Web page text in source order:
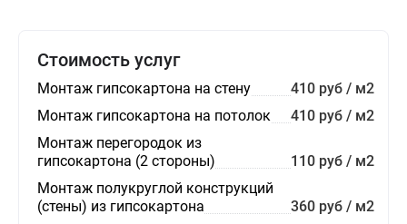
Стоимость услуг
Монтаж гипсокартона на стену
410 руб / м2
Монтаж гипсокартона на потолок
410 руб / м2
Монтаж перегородок из
гипсокартона (2 стороны)
110 руб / м2
Монтаж полукруглой конструкций
(стены) из гипсокартона
360 руб / м2